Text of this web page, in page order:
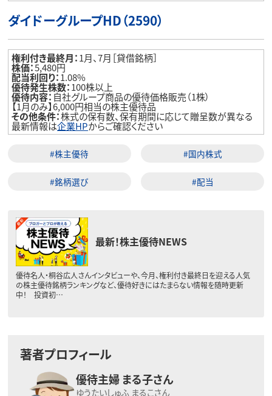
ダイドーグループHD（2590）
権利付き最終月：1月、7月［貸借銘柄］
株価：5,480円
配当利回り：1.08%
優待発生株数：100株以上
優待内容： 自社グループ商品の優待価格販売（1株）
【1月のみ】6,000円相当の株主優待品
その他条件：株式の保有数、保有期間に応じて贈呈数が異なる
最新情報は企業HPからご確認ください
#株主優待 #国内株式
#銘柄選び #配当
最新！株主優待NEWS
優待名人・桐谷広人さんインタビューや、今月、権利付き最終日を迎える人気
の株主優待銘柄ランキングなど、優待好きにはたまらない情報を随時更新
中！ 投資初…
著者プロフィール
優待主婦 まる子さん
ゆうたいしゅふ まるこさん